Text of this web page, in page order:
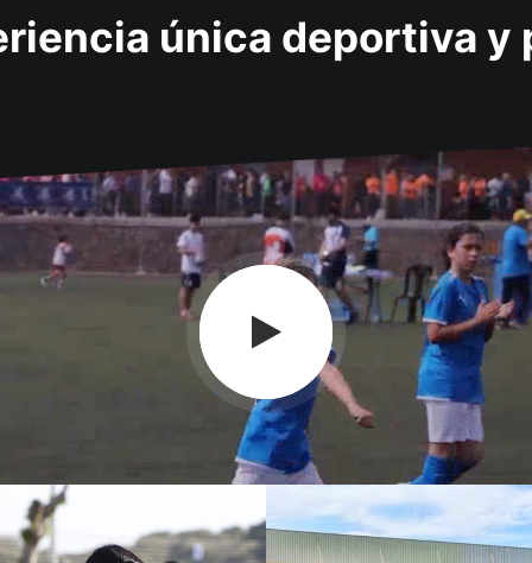
única deportiva y